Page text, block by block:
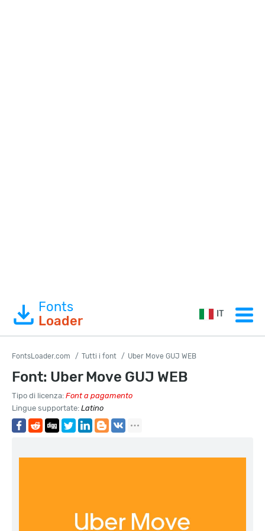
Fonts
Loader
IT
FontsLoader.com Tutti i font Uber Move GUJ WEB
Font: Uber Move GUJ WEB
Tipo di licenza: Font a pagamento
Lingue supportate: Latino